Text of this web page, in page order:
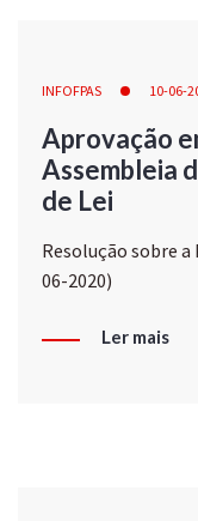
INFOFPAS 10-06-
Aprovação
Assembleia
de Lei
Resolução sobre
06-2020)
Ler mais